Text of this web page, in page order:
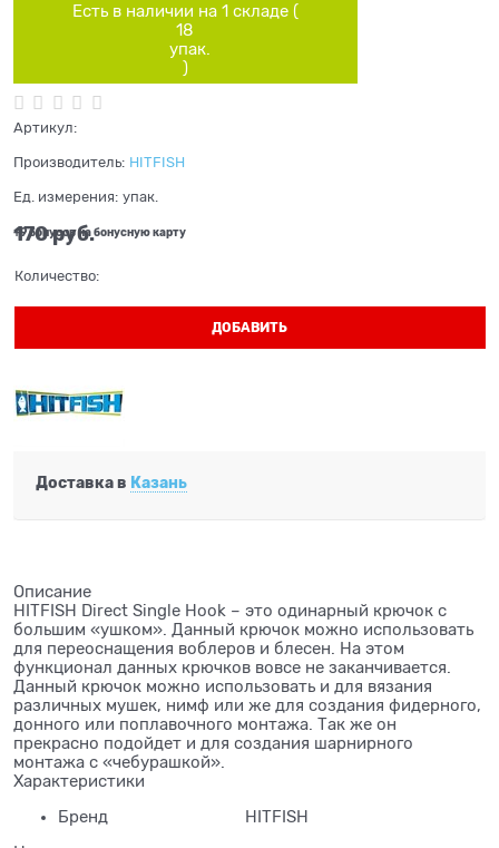
Есть в наличии на 1 складe (
18
упак.
)
Артикул:
Производитель: HITFISH
Ед. измерения: упак.
170 руб.
+9 бонусов на бонусную карту
Количество:
ДОБАВИТЬ
Доставка в Казань
Описание
HITFISH Direct Single Hook – это одинарный крючок с
большим «ушком». Данный крючок можно использовать
для переоснащения воблеров и блесен. На этом
функционал данных крючков вовсе не заканчивается.
Данный крючок можно использовать и для вязания
различных мушек, нимф или же для создания фидерного,
донного или поплавочного монтажа. Так же он
прекрасно подойдет и для создания шарнирного
монтажа с «чебурашкой».
Характеристики
Бренд
HITFISH